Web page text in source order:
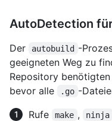
AutoDetection
Der autobuild -
geeigneten Weg zu
Repository
bevor alle
.go -
Rufe
make , ninja